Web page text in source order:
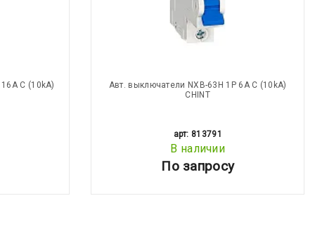
С (10kA)
Авт. выключатели NXB-63H 1P 6A С (10kA)
CHINT
арт: 813791
В наличии
По запросу